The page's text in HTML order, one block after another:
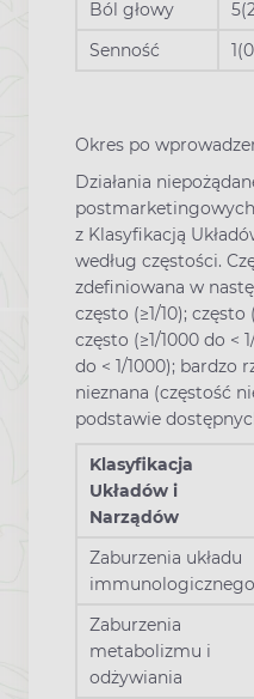
Ból głowy
Senność
Okres po
Działania
z Klasyfikacją
według częstości.
zdefiniowana w
często (≥1/10); często
często (≥1/1000 do <
do < 1/1000); bardzo
nieznana (częstość
podstawie
Klasyfikacja
Układów i
Narządów
Zaburzenia układu
immunologicznego
Zaburzenia
metabolizmu i
odżywiania